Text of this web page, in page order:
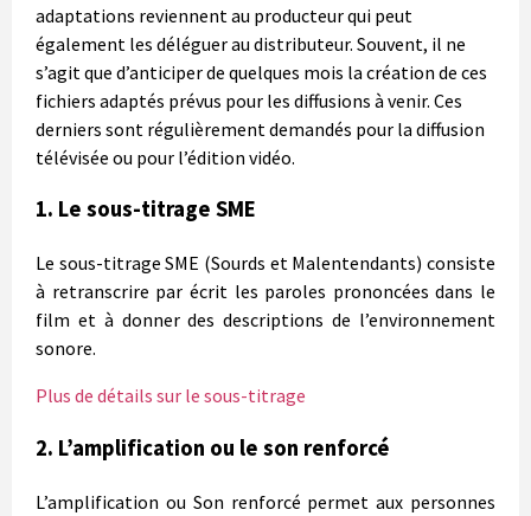
adaptations reviennent au producteur qui peut
également les déléguer au distributeur. Souvent, il ne
s’agit que d’anticiper de quelques mois la création de ces
fichiers adaptés prévus pour les diffusions à venir. Ces
derniers sont régulièrement demandés pour la diffusion
télévisée ou pour l’édition vidéo.
1. Le sous-titrage SME
Le sous-titrage SME (Sourds et Malentendants) consiste
à retranscrire par écrit les paroles prononcées dans le
film et à donner des descriptions de l’environnement
sonore.
Plus de détails sur le sous-titrage
2. L’amplification ou le son renforcé
L’amplification ou Son renforcé permet aux personnes